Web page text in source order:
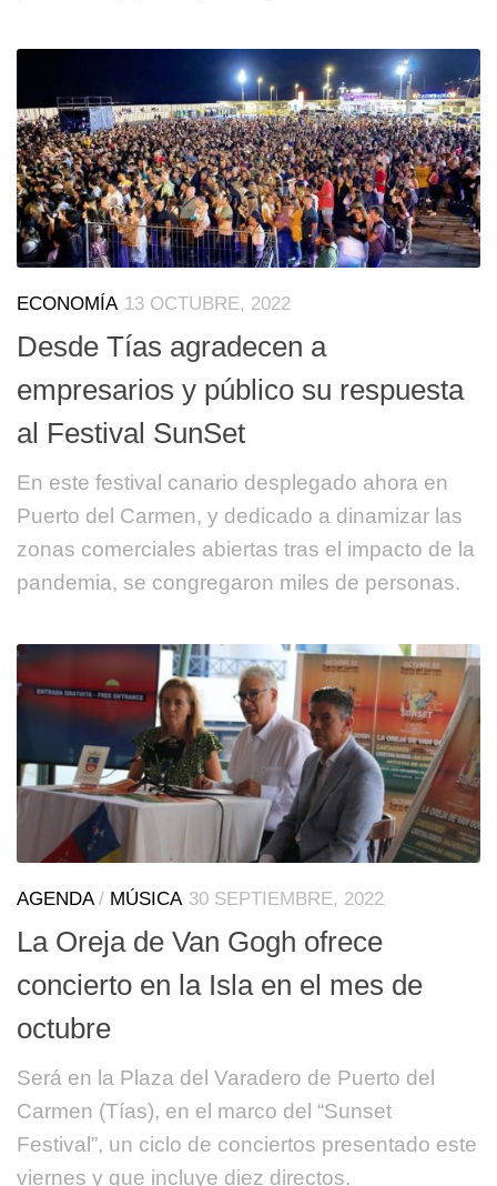
ECONOMÍA 13 OCTUBRE, 2022
Desde Tías agradecen a
empresarios y público su respuesta
al Festival SunSet
En este festival canario desplegado ahora en
Puerto del Carmen, y dedicado a dinamizar las
zonas comerciales abiertas tras el impacto de la
pandemia, se congregaron miles de personas.
AGENDA/ MÚSICA 30 SEPTIEMBRE, 2022
La Oreja de Van Gogh ofrece
concierto en la Isla en el mes de
octubre
Será en la Plaza del Varadero de Puerto del
Carmen (Tías), en el marco del “Sunset
Festival”, un ciclo de conciertos presentado este
viernes y que incluye diez directos.